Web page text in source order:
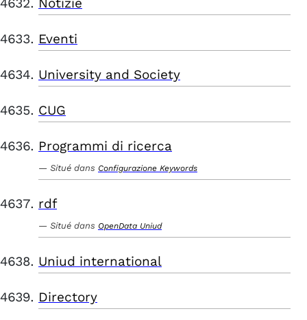
Eventi
University and Society
CUG
Programmi di ricerca
Situé dans Configurazione Keywords
rdf
Situé dans OpenData Uniud
Uniud international
Directory